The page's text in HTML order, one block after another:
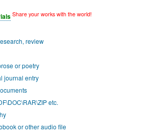
Share your works with the world!
review
or poetry
journal entry
etc.
or other audio file